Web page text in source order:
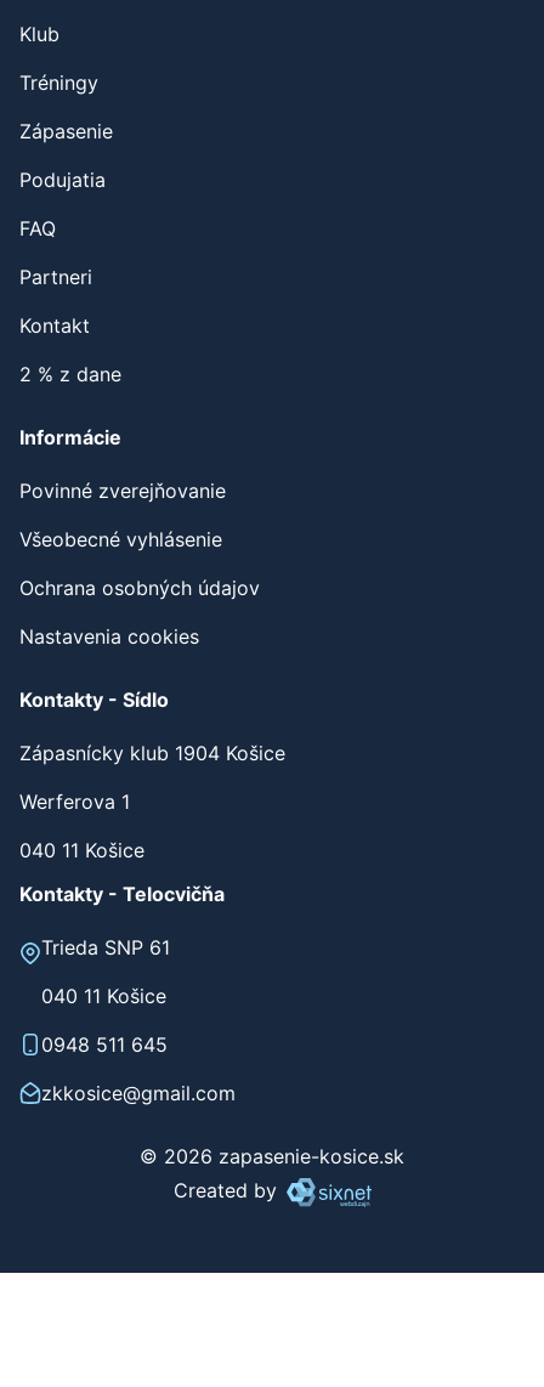
Klub
Tréningy
Zápasenie
Podujatia
FAQ
Partneri
Kontakt
2 % z dane
Informácie
Povinné zverejňovanie
Všeobecné vyhlásenie
Ochrana osobných údajov
Nastavenia cookies
Kontakty - Sídlo
Zápasnícky klub 1904 Košice
Werferova 1
040 11 Košice
Kontakty - Telocvičňa
Trieda SNP 61
040 11 Košice
0948 511 645
zkkosice@gmail.com
© 2026 zapasenie-kosice.sk
Created by